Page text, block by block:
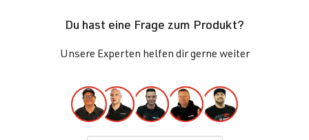
Du hast eine Frage zum Produkt?
Unsere Experten helfen dir gerne weiter